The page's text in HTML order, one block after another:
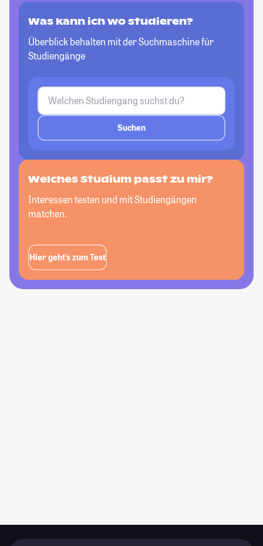
Was kann ich wo studieren?
Überblick behalten mit der Suchmaschine für
Studiengänge
Suchen
Welches Studium passt zu mir?
Interessen testen und mit Studiengängen
matchen.
Hier geht’s zum Test